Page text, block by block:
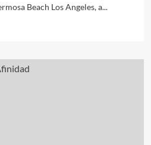
Beach Los Angeles, a...